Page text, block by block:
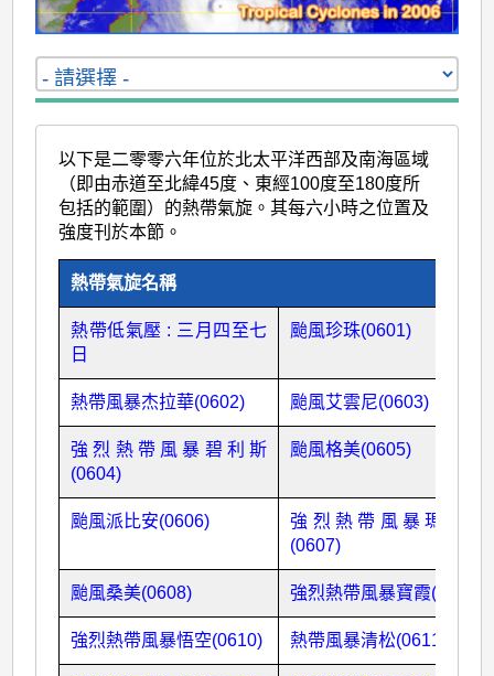
以下是二零零六年位於北太平洋西部及南海區域
（即由赤道至北緯45度、東經100度至180度所
包括的範圍）的熱帶氣旋。其每六小時之位置及
強度刊於本節。
熱帶氣旋名稱
熱帶低氣壓 : 三月四至七
日
颱風珍珠(0601)
熱帶風暴杰拉華(0602) 颱風艾雲尼(0603)
強烈熱帶風暴碧利斯
(0604)
颱風格美(0605)
颱風派比安(0606)
強烈熱帶風暴瑪莉亞
(0607)
颱風桑美(0608) 強烈熱帶風暴寶霞(0609)
強烈熱帶風暴悟空(0610) 熱帶風暴清松(0611)